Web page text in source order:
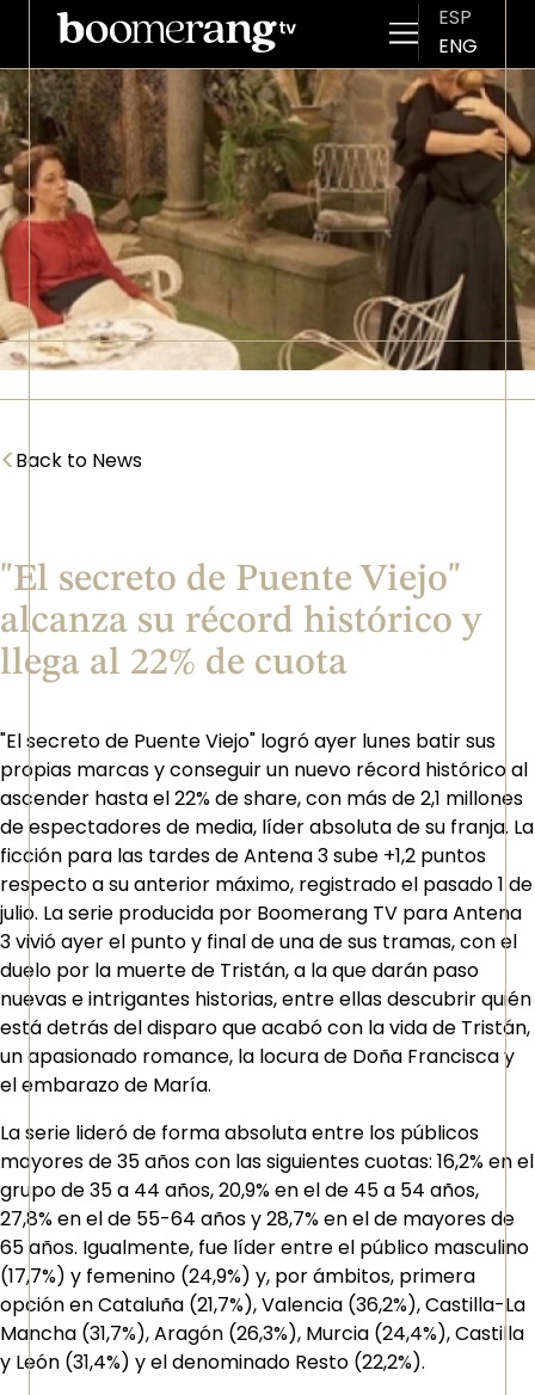
Skip to main content
ESP
ENG
Imagen
<Back to News
"El secreto de Puente Viejo"
alcanza su récord histórico y
llega al 22% de cuota
"El secreto de Puente Viejo" logró ayer lunes batir sus
propias marcas y conseguir un nuevo récord histórico al
ascender hasta el 22% de share, con más de 2,1 millones
de espectadores de media, líder absoluta de su franja. La
ficción para las tardes de Antena 3 sube +1,2 puntos
respecto a su anterior máximo, registrado el pasado 1 de
julio. La serie producida por Boomerang TV para Antena
3 vivió ayer el punto y final de una de sus tramas, con el
duelo por la muerte de Tristán, a la que darán paso
nuevas e intrigantes historias, entre ellas descubrir quién
está detrás del disparo que acabó con la vida de Tristán,
un apasionado romance, la locura de Doña Francisca y
el embarazo de María.
La serie lideró de forma absoluta entre los públicos
mayores de 35 años con las siguientes cuotas: 16,2% en el
grupo de 35 a 44 años, 20,9% en el de 45 a 54 años,
27,8% en el de 55-64 años y 28,7% en el de mayores de
65 años. Igualmente, fue líder entre el público masculino
(17,7%) y femenino (24,9%) y, por ámbitos, primera
opción en Cataluña (21,7%), Valencia (36,2%), Castilla-La
Mancha (31,7%), Aragón (26,3%), Murcia (24,4%), Castilla
y León (31,4%) y el denominado Resto (22,2%).